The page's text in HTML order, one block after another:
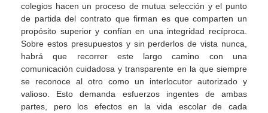
colegios hacen un proceso de mutua selección y el punto
de partida del contrato que firman es que comparten un
propósito superior y confían en una integridad recíproca.
Sobre estos presupuestos y sin perderlos de vista nunca,
habrá que recorrer este largo camino con una
comunicación cuidadosa y transparente en la que siempre
se reconoce al otro como un interlocutor autorizado y
valioso. Esto demanda esfuerzos ingentes de ambas
partes, pero los efectos en la vida escolar de cada